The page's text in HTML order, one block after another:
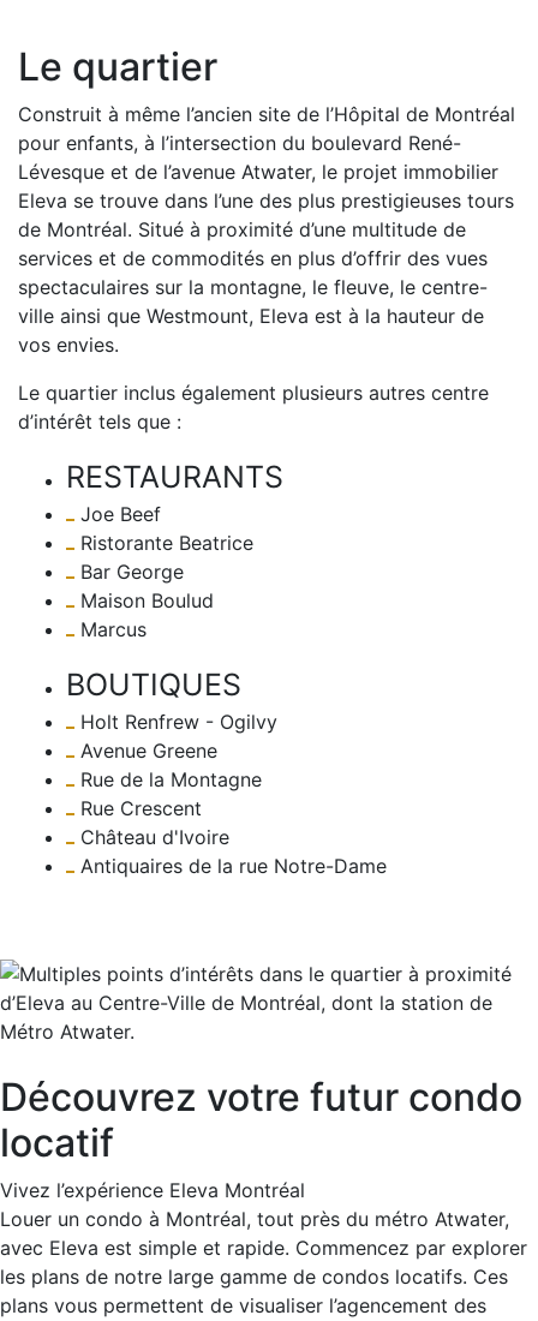
Le quartier
Construit à même l’ancien site de l’Hôpital de Montréal
pour enfants, à l’intersection du boulevard René-
Lévesque et de l’avenue Atwater, le projet immobilier
Eleva se trouve dans l’une des plus prestigieuses tours
de Montréal. Situé à proximité d’une multitude de
services et de commodités en plus d’offrir des vues
spectaculaires sur la montagne, le fleuve, le centre-
ville ainsi que Westmount, Eleva est à la hauteur de
vos envies.
Le quartier inclus également plusieurs autres centre
d’intérêt tels que :
RESTAURANTS
Joe Beef
Ristorante Beatrice
Bar George
Maison Boulud
Marcus
BOUTIQUES
Holt Renfrew - Ogilvy
Avenue Greene
Rue de la Montagne
Rue Crescent
Château d'Ivoire
Antiquaires de la rue Notre-Dame
Découvrez votre futur condo
locatif
Vivez l’expérience Eleva Montréal
Louer un condo à Montréal, tout près du métro Atwater,
avec Eleva est simple et rapide. Commencez par explorer
les plans de notre large gamme de condos locatifs. Ces
plans vous permettent de visualiser l’agencement des